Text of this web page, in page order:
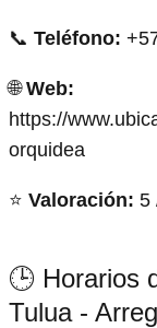
📞 Teléfono:
🌐Web:
https://
orquidea
⭐ Valoración: 5
🕒 Horarios
Tulua -